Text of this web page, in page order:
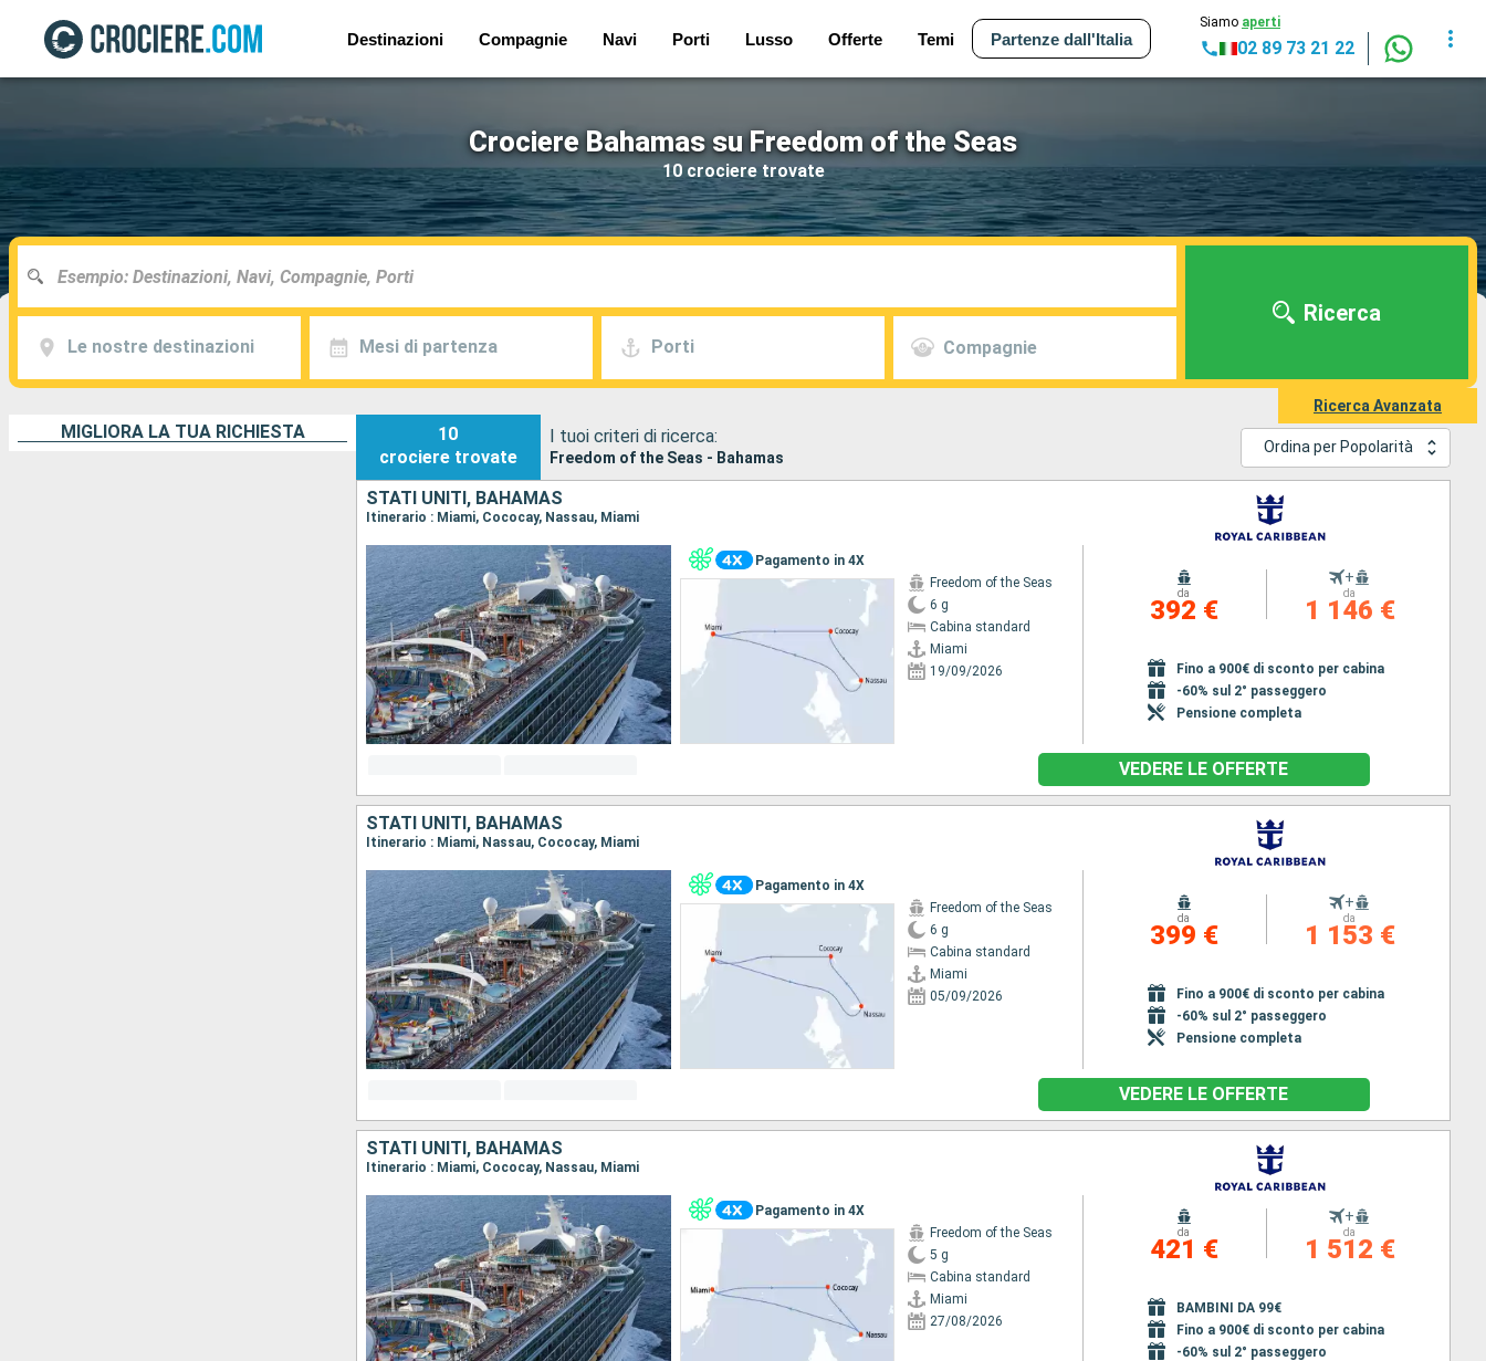
Destinazioni Compagnie Navi Porti Lusso Offerte Temi Partenze dall'Italia
Siamo aperti
02 89 73 21 22
Crociere Bahamas su Freedom of the Seas
10 crociere trovate
Le nostre destinazioni Mesi di partenza Porti Compagnie
Ricerca
Ricerca Avanzata
MIGLIORA LA TUA RICHIESTA
10
crociere trovate
I tuoi criteri di ricerca:
Freedom of the Seas - Bahamas
Ordina per Popolarità
STATI UNITI, BAHAMAS
Itinerario : Miami, Cococay, Nassau, Miami
Pagamento in 4X
Freedom of the Seas
6 g
Cabina standard
Miami
19/09/2026
da
392 €
+
da
1 146 €
Fino a 900€ di sconto per cabina
-60% sul 2° passeggero
Pensione completa
VEDERE LE OFFERTE
STATI UNITI, BAHAMAS
Itinerario : Miami, Nassau, Cococay, Miami
Pagamento in 4X
Freedom of the Seas
6 g
Cabina standard
Miami
05/09/2026
da
399 €
+
da
1 153 €
Fino a 900€ di sconto per cabina
-60% sul 2° passeggero
Pensione completa
VEDERE LE OFFERTE
STATI UNITI, BAHAMAS
Itinerario : Miami, Cococay, Nassau, Miami
Pagamento in 4X
Freedom of the Seas
5 g
Cabina standard
Miami
27/08/2026
da
421 €
+
da
1 512 €
BAMBINI DA 99€
Fino a 900€ di sconto per cabina
-60% sul 2° passeggero